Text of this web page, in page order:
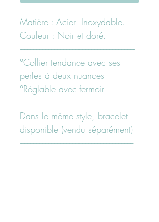
Matière : Acier Inoxydable.
Couleur : Noir et doré.
-----------------------------------------------------------------------------
°Collier tendance avec ses
perles à deux nuances
°Réglable avec fermoir
Dans le même style, bracelet
disponible (vendu séparément)
----------------------------------------------------------------------------